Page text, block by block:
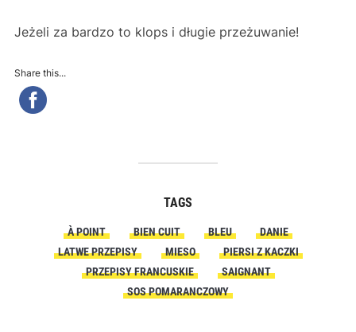
Jeżeli za bardzo to klops i długie przeżuwanie!
Share this...
TAGS
À POINT BIEN CUIT BLEU
DANIE
LATWE PRZEPISY
MIESO
PIERSI Z KACZKI
PRZEPISY FRANCUSKIE
SAIGNANT
SOS POMARANCZOWY